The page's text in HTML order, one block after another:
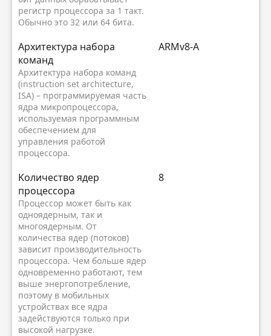
регистр процессора за 1 такт.
Обычно это 32 или 64 бита.
Архитектура набора
команд
Архитектура набора команд
(instruction set architecture,
ISA) – программируемая часть
ядра микропроцессора,
используемая программным
обеспечением для
управления работой
процессора.
ARMv8-A
Kоличество ядер
процессора
Процессор может быть как
одноядерным, так и
многоядерным. От
количества ядер (потоков)
зависит производительность
процессора. Чем больше ядер
одновременно работают, тем
выше энергопотребление,
поэтому в мобильных
устройствах все ядра
задействуются только при
высокой нагрузке.
8